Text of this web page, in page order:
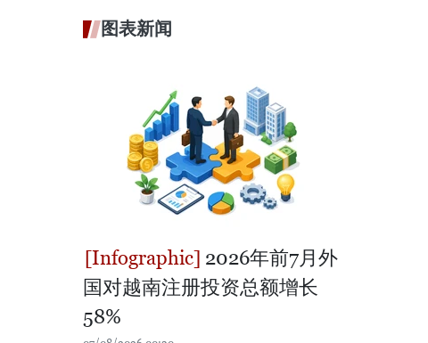
图表新闻
2026年前7月外
国对越南注册投资总额增长
58%